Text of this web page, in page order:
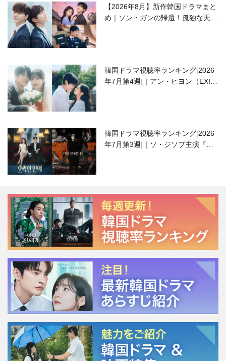
【2026年8月】新作韓国ドラマまと
め｜ソン・ガンの帰還！孤独な天才
韓国ドラマ視聴率ランキング[2026
年7月第4週]｜アン・ヒヨン（EXID
韓国ドラマ視聴率ランキング[2026
年7月第3週]｜ソ・ジソブ主演『エ